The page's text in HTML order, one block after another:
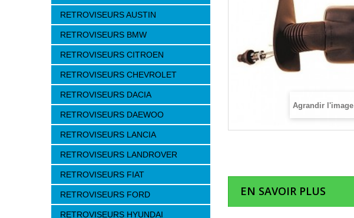
RETROVISEURS AUSTIN
RETROVISEURS BMW
RETROVISEURS CITROEN
RETROVISEURS CHEVROLET
RETROVISEURS DACIA
RETROVISEURS DAEWOO
RETROVISEURS LANCIA
RETROVISEURS LANDROVER
RETROVISEURS FIAT
RETROVISEURS FORD
RETROVISEURS HYUNDAI
Agrandir l'image
EN SAVOIR PLUS